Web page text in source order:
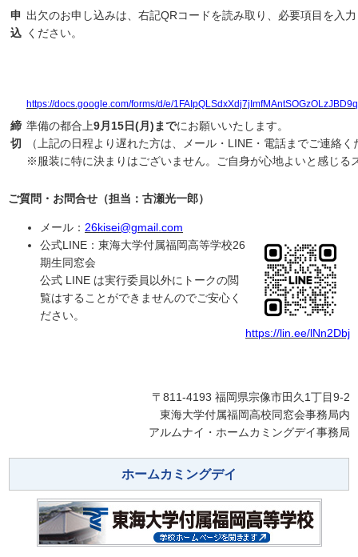
申
込
出欠のお申し込みは、右記QRコードを読み取り、必要項目を入
ください。
https://docs.google.com/forms/d/e/
締
切
準備の都合上9月15日(月)までにお願いいたします。
（上記の日程より遅れた方は、メール・LINE・電話までご連絡く
※服装に特に決まりはございません。ご自身が心地よいと感じる
ご質問・お問合せ（担当：古瀬光一郎）
メール： 26kisei@gmail.com
https://lin.ee/lNn2Dbj
公式LINE：東海大学付属福岡高等学校26
期生同窓会
公式 LINE は実行委員以外にトークの閲
覧はすることができませんのでご安心く
ださい。
〒811-4193 福岡県宗像市田久1丁目9-2
東海大学付属福岡高校同窓会事務局内
アルムナイ・ホームカミングデイ事務局
ホームカミングデイ